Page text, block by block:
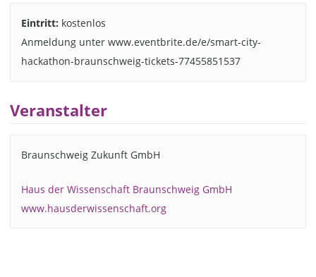
Eintritt: kostenlos
Anmeldung unter www.eventbrite.de/e/smart-city-
hackathon-braunschweig-tickets-77455851537
Veranstalter
Braunschweig Zukunft GmbH
Haus der Wissenschaft Braunschweig GmbH
www.hausderwissenschaft.org